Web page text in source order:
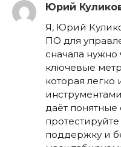
Юрий
Я, Юрий
ПО для
сначала нужно
ключевые
которая легко
даёт понятные
поддержку и